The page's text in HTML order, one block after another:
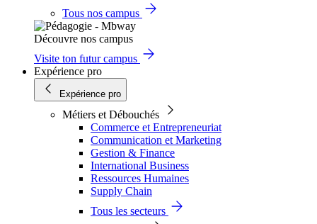
Tous nos campus
Découvre nos campus
Visite ton futur campus
Expérience pro
Expérience pro
Métiers et Débouchés
Commerce et Entrepreneuriat
Communication et Marketing
Gestion & Finance
International Business
Ressources Humaines
Supply Chain
Tous les secteurs